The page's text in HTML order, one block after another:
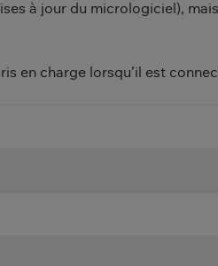
à jour du micrologiciel),
en charge lorsqu’il est